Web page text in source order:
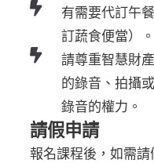
有需要代訂午
訂蔬食便當）。
請尊重智慧財
的錄音、拍攝
錄音的權力。
請假申請
報名課程後，如需